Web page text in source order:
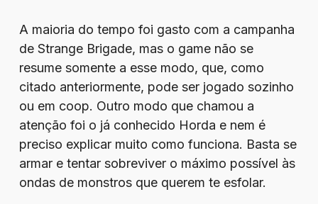
A maioria do tempo foi gasto com a campanha
de Strange Brigade, mas o game não se
resume somente a esse modo, que, como
citado anteriormente, pode ser jogado sozinho
ou em coop. Outro modo que chamou a
atenção foi o já conhecido Horda e nem é
preciso explicar muito como funciona. Basta se
armar e tentar sobreviver o máximo possível às
ondas de monstros que querem te esfolar.